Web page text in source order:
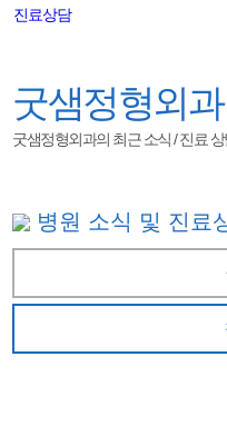
진료상담
굿샘정형외과
굿샘정형외과의 최근 소식 / 진료
병원 소식 및 진료